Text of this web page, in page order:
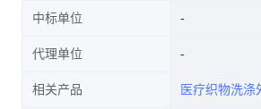
中标单位
代理单位
相关产品 医疗织物洗涤